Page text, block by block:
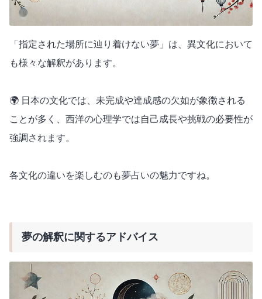
「指定された場所に辿り着けない夢」は、異文化において
も様々な解釈があります。
🌍 日本の文化では、未完成や達成感の欠如が象徴される
ことが多く、西洋の心理学では自己成長や挑戦の必要性が
強調されます。
各文化の違いを楽しむのも夢占いの魅力ですね。
夢の解釈に関するアドバイス